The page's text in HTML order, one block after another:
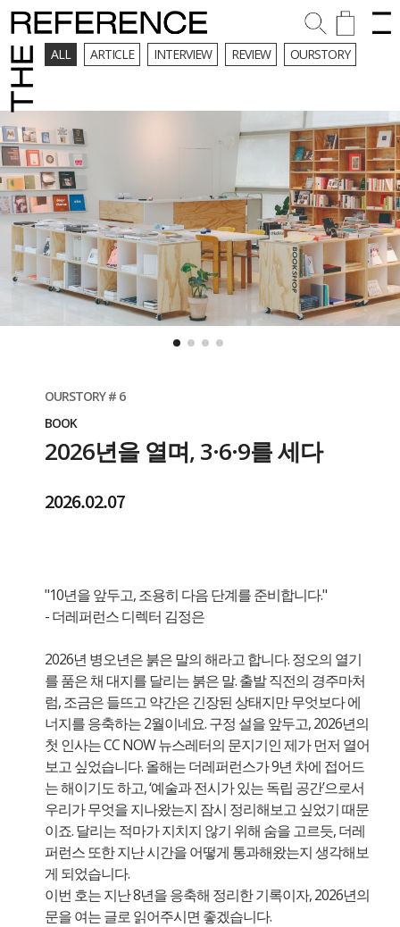
ALL ARTICLE INTERVIEW REVIEW OURSTORY
OURSTORY # 6
BOOK
2026년을 열며, 3·6·9를 세다
2026.02.07
"10년을 앞두고, 조용히 다음 단계를 준비합니다."
- 더레퍼런스 디렉터 김정은
2026년 병오년은 붉은 말의 해라고 합니다. 정오의 열기
를 품은 채 대지를 달리는 붉은 말. 출발 직전의 경주마처
럼, 조금은 들뜨고 약간은 긴장된 상태지만 무엇보다 에
너지를 응축하는 2월이네요. 구정 설을 앞두고, 2026년의
첫 인사는 CC NOW 뉴스레터의 문지기인 제가 먼저 열어
보고 싶었습니다. 올해는 더레퍼런스가 9년 차에 접어드
는 해이기도 하고, ‘예술과 전시가 있는 독립 공간’으로서
우리가 무엇을 지나왔는지 잠시 정리해보고 싶었기 때문
이죠. 달리는 적마가 지치지 않기 위해 숨을 고르듯, 더레
퍼런스 또한 지난 시간을 어떻게 통과해왔는지 생각해보
게 되었습니다.
이번 호는 지난 8년을 응축해 정리한 기록이자, 2026년의
문을 여는 글로 읽어주시면 좋겠습니다.